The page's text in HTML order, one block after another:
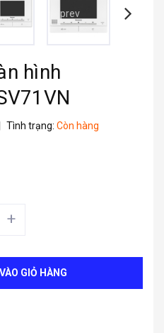
prev
hình
Tình trạng: Còn hàng
+
GIỎ HÀNG